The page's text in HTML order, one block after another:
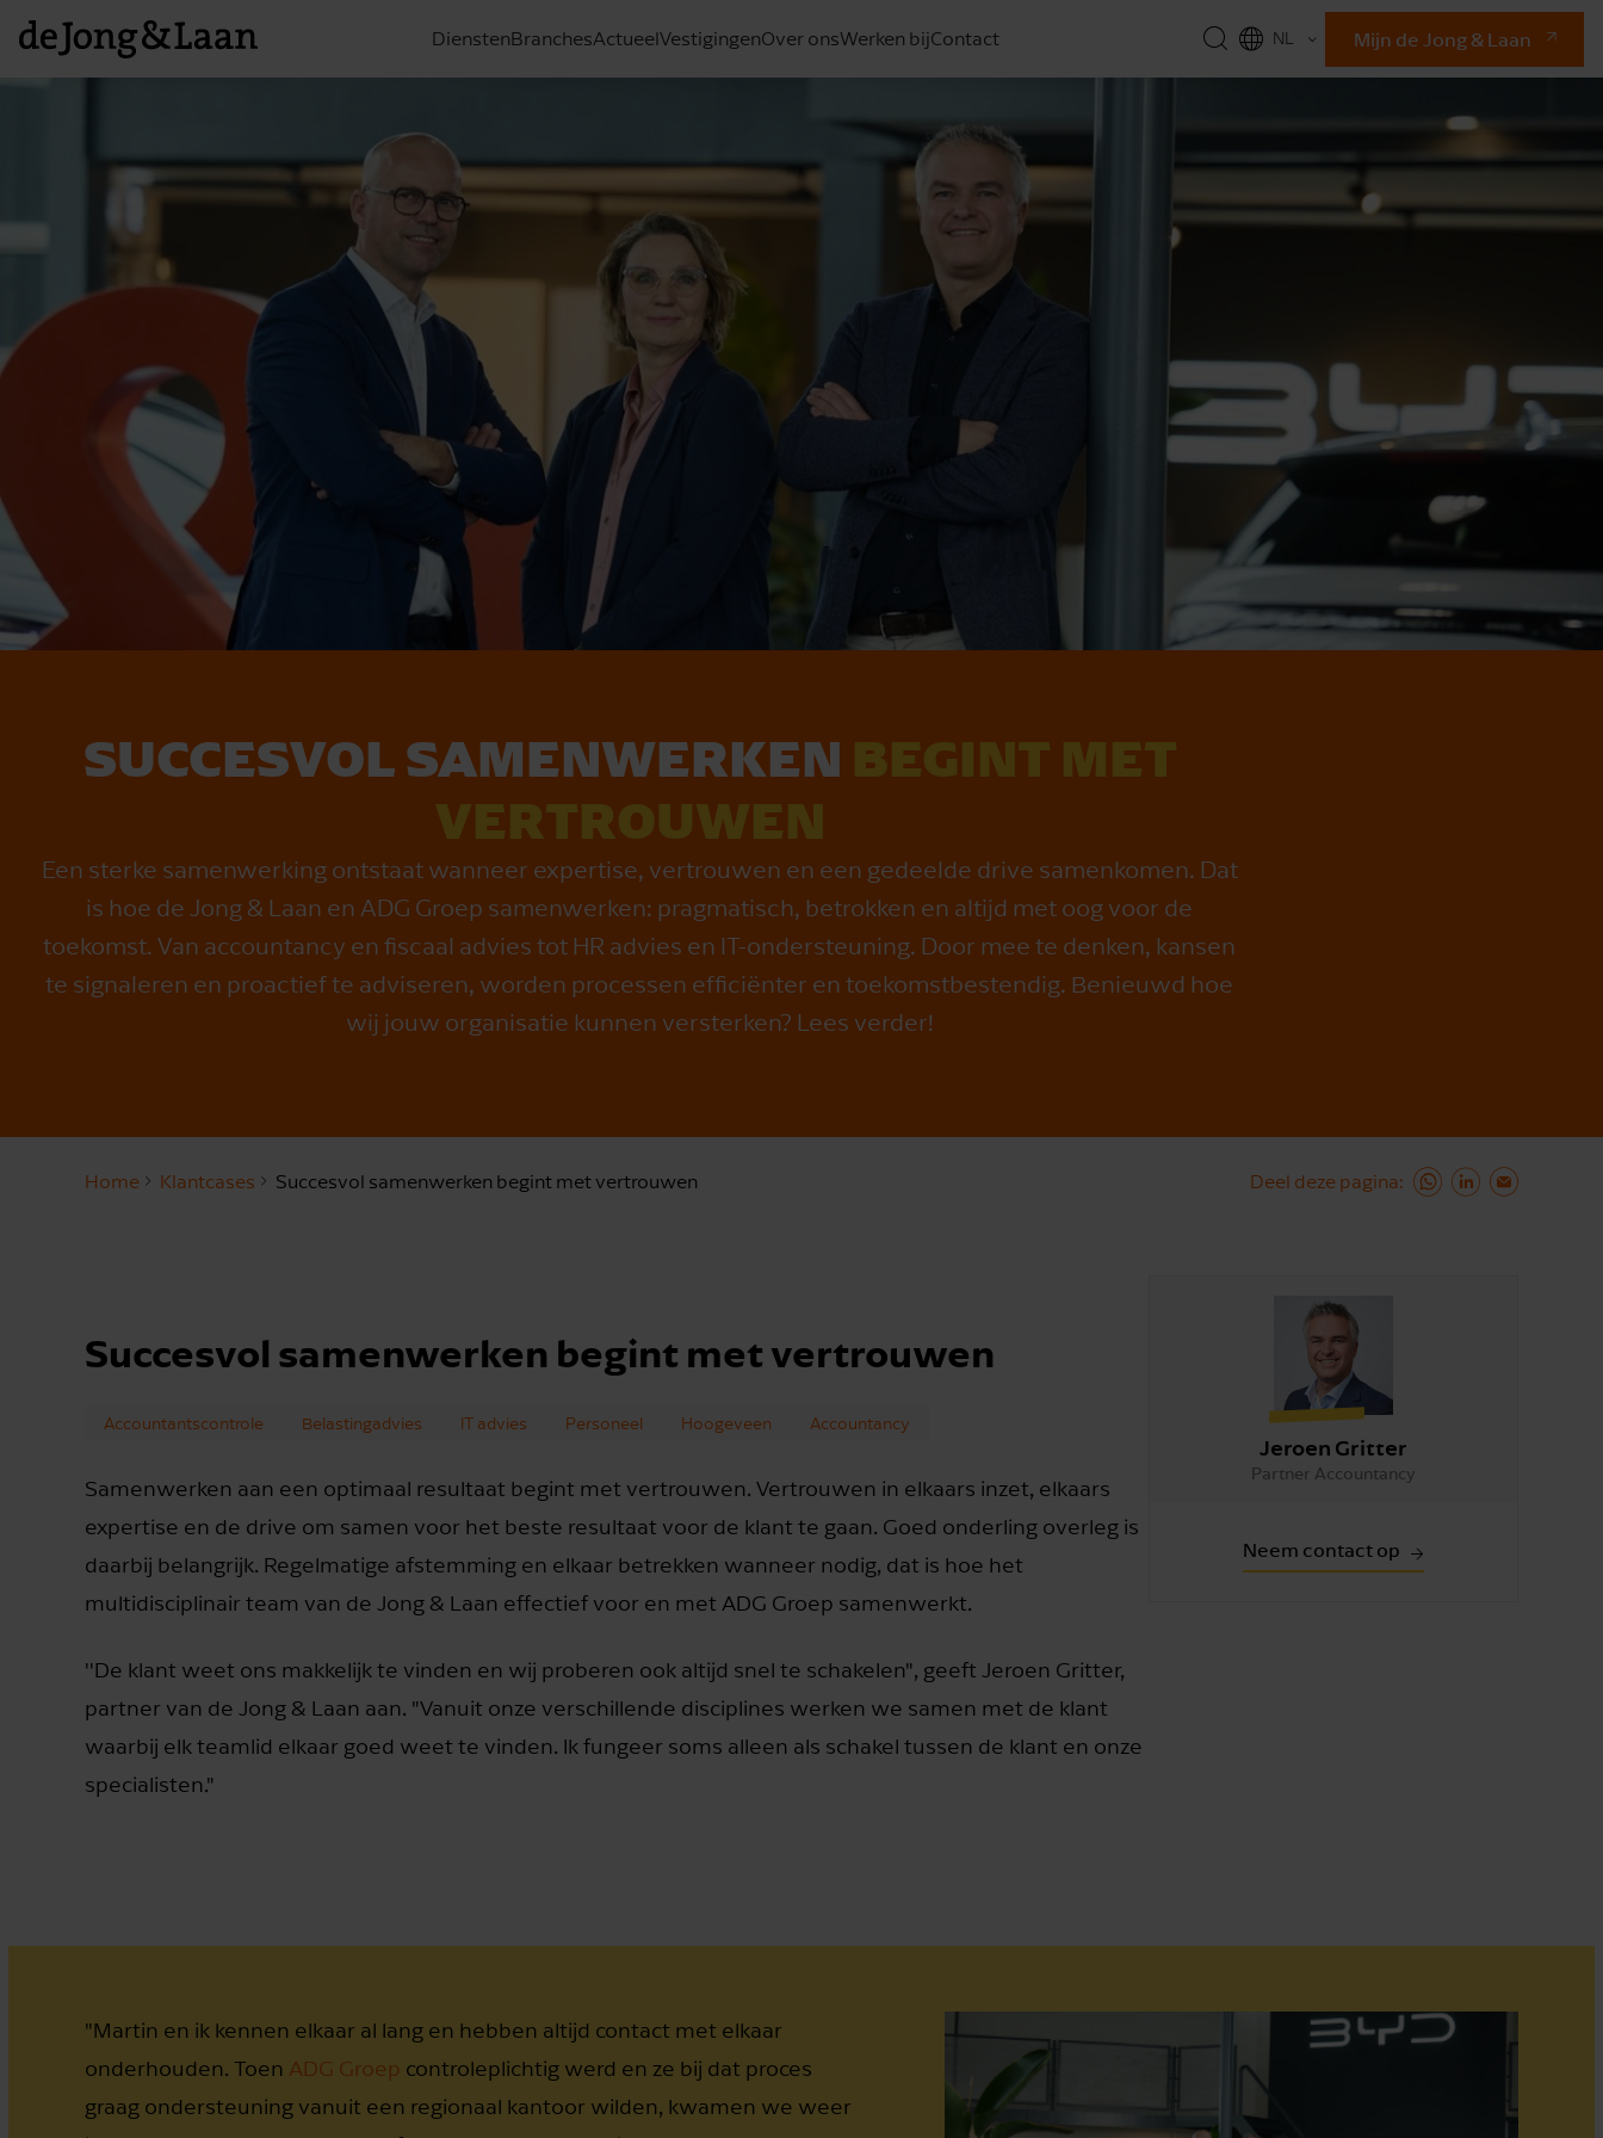
DienstenBranchesActueelVestigingenOver onsWerken bijContact
EN
NL Mijn de Jong & Laan
SUCCESVOL SAMENWERKEN BEGINT MET
VERTROUWEN
Een sterke samenwerking ontstaat wanneer expertise, vertrouwen en een gedeelde drive samenkomen. Dat
is hoe de Jong & Laan en ADG Groep samenwerken: pragmatisch, betrokken en altijd met oog voor de
toekomst. Van accountancy en fiscaal advies tot HR advies en IT-ondersteuning. Door mee te denken, kansen
te signaleren en proactief te adviseren, worden processen efficiënter en toekomstbestendig. Benieuwd hoe
wij jouw organisatie kunnen versterken? Lees verder!
Home Klantcases Succesvol samenwerken begint met vertrouwen Deel deze pagina
Succesvol samenwerken begint met vertrouwen
Accountantscontrole Belastingadvies IT advies Personeel Hoogeveen Accountancy
Samenwerken aan een optimaal resultaat begint met vertrouwen. Vertrouwen in elkaars inzet, elkaars
expertise en de drive om samen voor het beste resultaat voor de klant te gaan. Goed onderling overleg is
daarbij belangrijk. Regelmatige afstemming en elkaar betrekken wanneer nodig, dat is hoe het
multidisciplinair team van de Jong & Laan effectief voor en met ADG Groep samenwerkt.
''De klant weet ons makkelijk te vinden en wij proberen ook altijd snel te schakelen", geeft Jeroen Gritter,
partner van de Jong & Laan aan. "Vanuit onze verschillende disciplines werken we samen met de klant
waarbij elk teamlid elkaar goed weet te vinden. Ik fungeer soms alleen als schakel tussen de klant en onze
specialisten."
Jeroen Gritter
Partner Accountancy
Neem contact op
"Martin en ik kennen elkaar al lang en hebben altijd contact met elkaar
onderhouden. Toen ADG Groep controleplichtig werd en ze bij dat proces
graag ondersteuning vanuit een regionaal kantoor wilden, kwamen we weer